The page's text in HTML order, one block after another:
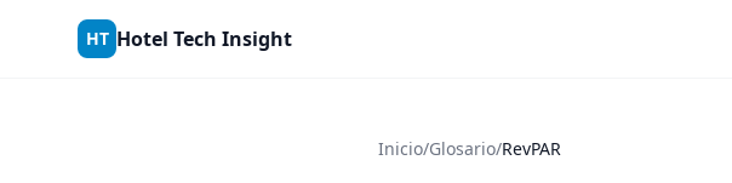
Skip to content
HT Hotel Tech Insight
Inicio/Glosario/RevPAR